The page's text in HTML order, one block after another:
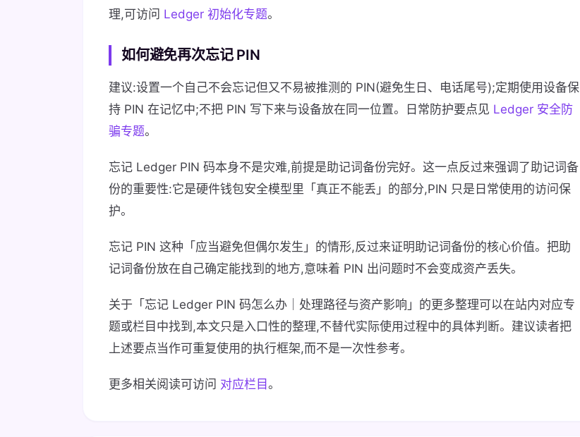
理,可访问 Ledger 初始化专题。
如何避免再次忘记 PIN
建议:设置一个自己不会忘记但又不易被推测的 PIN(避免生日、电话尾号);定期使用设备保
持 PIN 在记忆中;不把 PIN 写下来与设备放在同一位置。日常防护要点见 Ledger 安全防
骗专题。
忘记 Ledger PIN 码本身不是灾难,前提是助记词备份完好。这一点反过来强调了助记词备
份的重要性:它是硬件钱包安全模型里「真正不能丢」的部分,PIN 只是日常使用的访问保
护。
忘记 PIN 这种「应当避免但偶尔发生」的情形,反过来证明助记词备份的核心价值。把助
记词备份放在自己确定能找到的地方,意味着 PIN 出问题时不会变成资产丢失。
关于「忘记 Ledger PIN 码怎么办｜处理路径与资产影响」的更多整理可以在站内对应专
题或栏目中找到,本文只是入口性的整理,不替代实际使用过程中的具体判断。建议读者把
上述要点当作可重复使用的执行框架,而不是一次性参考。
更多相关阅读可访问 对应栏目 。